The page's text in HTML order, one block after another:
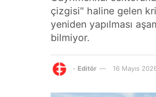
çizgisi" haline gelen
yeniden yapılması
bilmiyor.
- Editör 16 Mayıs